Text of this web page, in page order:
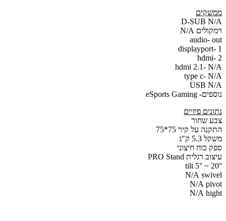
ממשקים
D-SUB N/A
רמקולים N/A
audio- out
displayport- 1
hdmi- 2
hdmi 2.1- N/A
type c- N/A
USB N/A
נוספים- eSports Gaming
נתונים פיזיים
צבע שחור
התקנה על קיר 75*75
משקל 5.3 ק"ג
ספק כוח חיצוני
עיצוב רגלית PRO Stand
tilt 5° ~ 20°
N/A swivel
N/A pivot
N/A hight